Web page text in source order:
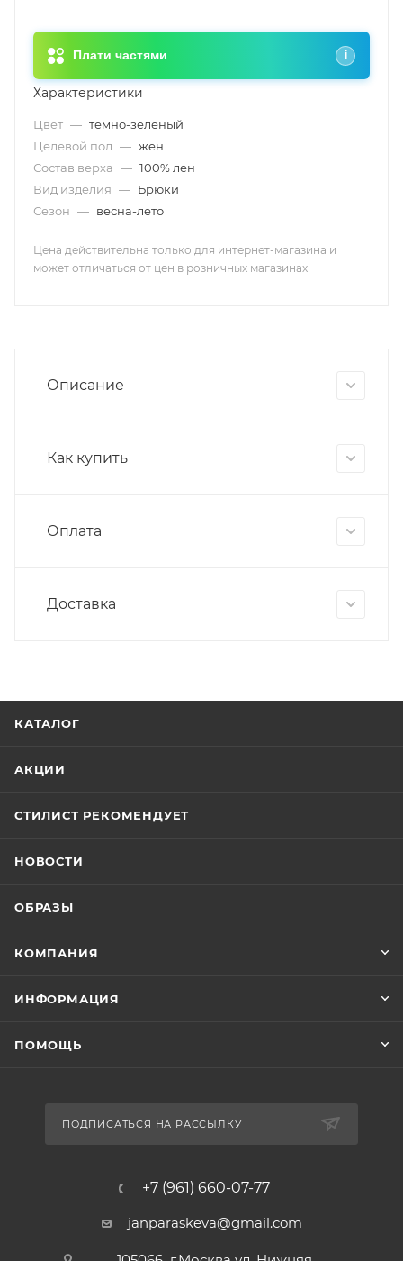
Плати частями i
Характеристики
Цвет — темно-зеленый
Целевой пол — жен
Состав верха — 100% лен
Вид изделия — Брюки
Сезон — весна-лето
Цена действительна только для интернет-магазина и
может отличаться от цен в розничных магазинах
Описание
Как купить
Оплата
Доставка
КАТАЛОГ
АКЦИИ
СТИЛИСТ РЕКОМЕНДУЕТ
НОВОСТИ
ОБРАЗЫ
КОМПАНИЯ
ИНФОРМАЦИЯ
ПОМОЩЬ
ПОДПИСАТЬСЯ НА РАССЫЛКУ
+7 (961) 660-07-77
janparaskeva@gmail.com